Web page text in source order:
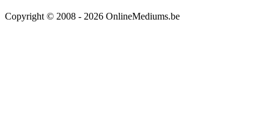
Copyright © 2008 - 2026 OnlineMediums.be